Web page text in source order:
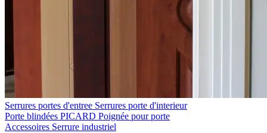
Serrures portes d'entree Serrures porte d'interieur
Porte blindées PICARD Poignée pour porte
Accessoires Serrure industriel